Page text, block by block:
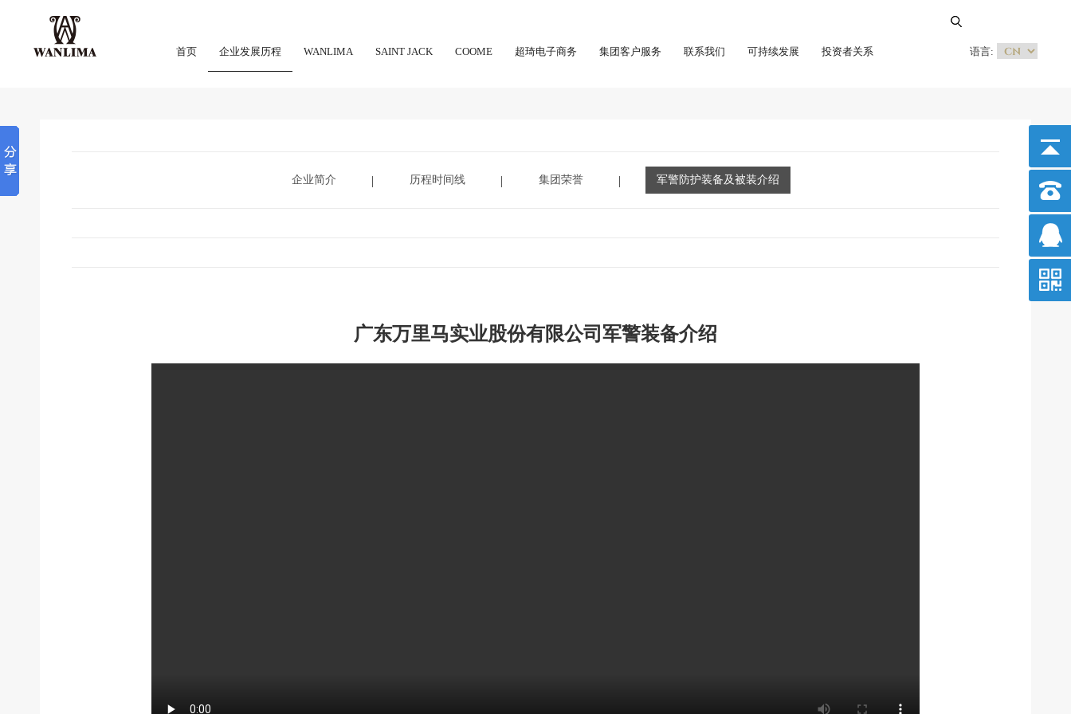
首页 企业发展历程 WANLIMA SAINT JACK COOME 超琦电子商务 集团客户服务 联系我们 可持续发展 投资者关系 语言:
企业简介 历程时间线 集团荣誉 军警防护装备及被装介绍
广东万里马实业股份有限公司军警装备介绍